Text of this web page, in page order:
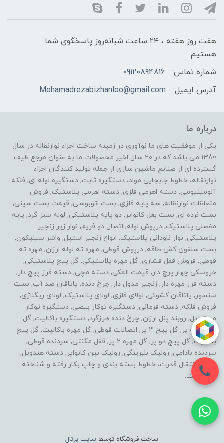
هفت روز هفته ، ۲۴ ساعت شبانه‌روز پاسخگوی شما
هستیم
شماره تماس:
09120894816
آدرس ایمیل:
Mohamadrezabizhanloo@gmail.com
درباره ما
یکی از موفقیت های ما نوآوری در زمینه ساخت اجزاء نوارنقاله در سال
1380 می باشد که در ۲۰ سال اخیر محصولات ما به عنوان مرجع طیف
گسترده ای از صنایع ماشین سازی از جمله تولید کنندگان اجزاء
نوارنقاله، خطوط جابجایی مواد، دستگیره ثابت, دستگیره لوله ای, فلکه
آلومینیومی, دسته اهرمی فلزی, دسته اهرمی پلاستیک, فروش
متعلقات نوارنقاله, سه پایه فلزی, بست اتوبوسی, قیمت بست سینی,
بست نرده ای, بست بغل کانوایر, دو پایه پلاستیکی, لوله سبز گرد, پایه
مفصلی پلاستیک, درپوش لوله, اتصال دو فریم, نوار زیر زنجیر
پلاستیکی, نوار ناودانی پلاستیک, انواع زنجیر استیل, واشر سیلیکون,
بست سلفون کش طاقه, درپوش قوطی, مهره ته لوله ارزان, مهره ته
قوطی, فروش قفل فشاری, گل مهره پلاستیکی, گل پیچ پلاستیکی,
خروسکی چهار پرچ دار, قیمت المکی, دسته مچی, دسته فرز پیچ دار,
دسته فرز مهره دار, زنجیر مدول دار, چرخ دنده, یاتاقان ضد آب, بست
سنسور, یاتاقان کشوئی, لولای فلزی, لولای پلاستیک, لولای ریگلاژی,
فروش فلکه, دسته فرمانی, دستگیره توکار بیضی, دستگیره توکار
مستطیل, روبند پنل ارزان, چرخ دنده هرزگرد, دستگیره باکالیت, گل
مهره سه پر, گل پیچ 3 پر, اتصالات قوطی, گل مهره باکالیت, گل پیچ
باکالیت, گل پیچ دو پر, گل مهره 2 پر, قفل مگنتی, سردنده قوطی,
سردنده بادامی, رولیک بلبرینگی, رولیک بین کانوایر, دسته هندویل,
خطوط انتقال قدرت، خطوط بسته بندی و چاپ بکار رفته و شناخته
شده است.
ساخت فروشگاه توسط سایت پرتال